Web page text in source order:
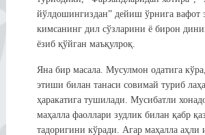
йўлдошингиздан” дейиш ўрнига вафот
кимсанинг дил сўзларини ё бирон
ёзиб қўйган маъқулроқ.
Яна бир масала. Мусулмон одатига
этиши билан танаси совимай туриб
ҳаракатига тушилади. Мусибатли
маҳалла фаоллари зудлик билан қабр
тадоригини кўради. Агар маҳалла аҳли